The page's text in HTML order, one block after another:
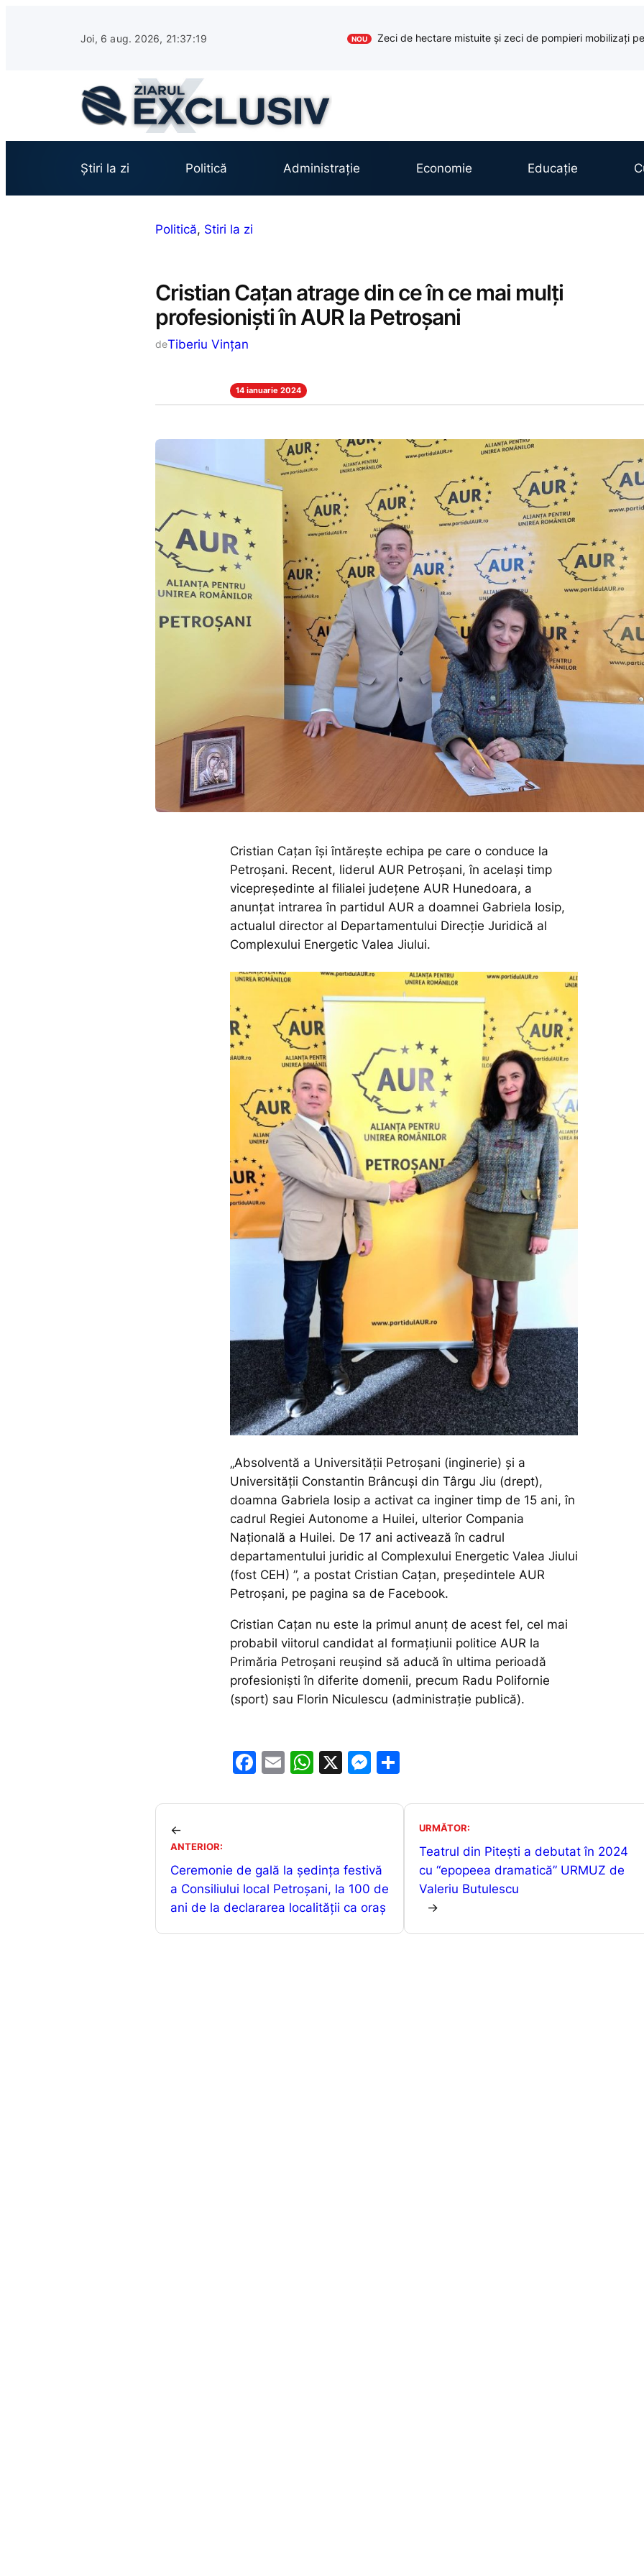
Joi, 6 aug. 2026, 21:37:20 NOU Zeci de hectare mistuite și zeci de pompieri mobilizați
Știri la zi Politică Administrație Economie Educație
Politică, Stiri la zi
Cristian Cațan atrage din ce în ce mai mulți
profesioniști în AUR la Petroșani
deTiberiu Vințan
14 ianuarie 2024
Cristian Cațan își întărește echipa pe care o conduce la
Petroșani. Recent, liderul AUR Petroșani, în același timp
vicepreședinte al filialei județene AUR Hunedoara, a
anunțat intrarea în partidul AUR a doamnei Gabriela Iosip,
actualul director al Departamentului Direcție Juridică al
Complexului Energetic Valea Jiului.
„Absolventă a Universității Petroșani (inginerie) și a
Universității Constantin Brâncuși din Târgu Jiu (drept),
doamna Gabriela Iosip a activat ca inginer timp de 15 ani, în
cadrul Regiei Autonome a Huilei, ulterior Compania
Națională a Huilei. De 17 ani activează în cadrul
departamentului juridic al Complexului Energetic Valea Jiului
(fost CEH) ”, a postat Cristian Cațan, președintele AUR
Petroșani, pe pagina sa de Facebook.
Cristian Cațan nu este la primul anunț de acest fel, cel mai
probabil viitorul candidat al formațiunii politice AUR la
Primăria Petroșani reușind să aducă în ultima perioadă
profesioniști în diferite domenii, precum Radu Polifornie
(sport) sau Florin Niculescu (administrație publică).
F
c
o
o
E
ai
W
at
p
p
X
M
s
n
g
er
ta
←
ANTERIOR:
Ceremonie de gală la ședința festivă
a Consiliului local Petroșani, la 100 de
ani de la declararea localității ca oraș
URMĂTOR:
Teatrul din Piteşti a debutat în 2024
cu “epopeea dramatică” URMUZ de
Valeriu Butulescu
→